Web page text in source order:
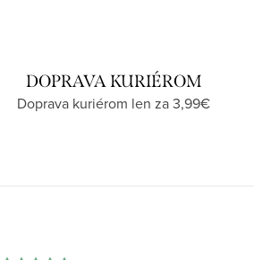
DOPRAVA KURIÉROM
Doprava kuriérom len za 3,99€